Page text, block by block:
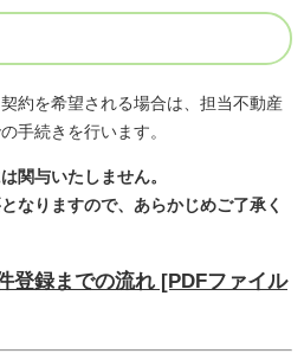
約を希望される場合は、担当不動産
手続きを行います。
関与いたしません。
なりますので、あらかじめご了承く
登録までの流れ [PDFファイル